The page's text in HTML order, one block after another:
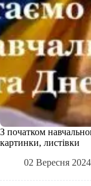
З початком
картинки, листівки
02 Вересня